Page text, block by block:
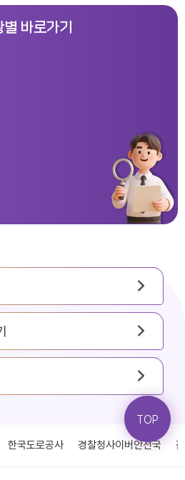
별 바로가기
한국도로공사 경찰청사이버안전국
TOP